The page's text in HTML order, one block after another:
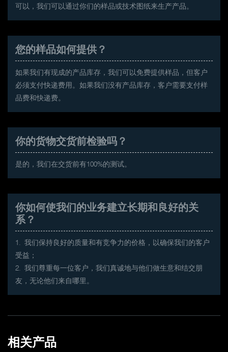
可以，我们可以通过你们的样品或技术图纸来生产产品。
您的样品如何提供？
如果我们有现成的产品库存，我们可以免费提供样品，但客户
必须支付快递费用。如果我们没有产品库存，客户需要支付样
品费和快递费。
你的货物交货前检验吗？
是的，我们在交货前有100%的测试。
你如何使我们的业务建立长期和良好的关
系？
1. 我们保持良好的质量和有竞争力的价格，以确保我们的客户
受益；
2. 我们尊重每一位客户，我们真诚地与他们做生意和结交朋
友，无论他们来自哪里。
相关产品